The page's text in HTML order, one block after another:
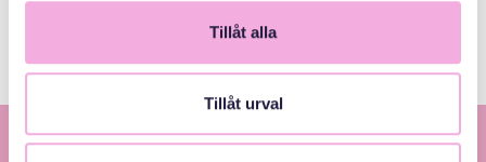
Tillåt alla
Tillåt urval